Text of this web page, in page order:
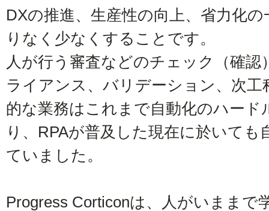
DXの推進、生産性の向上、省力化
りなく少なくすることです。
人が行う審査などのチェック（確認
ライアンス、バリデーション、次工
的な業務はこれまで自動化のハー
り、RPAが普及した現在に於いて
ていました。
Progress Corticonは、人がいままで